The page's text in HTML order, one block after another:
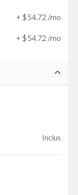
+ $54 72 /mo
+ $54 72 /mo
Inclus